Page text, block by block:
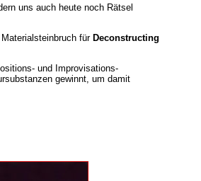
uns auch heute noch Rätsel
für Deconstructing
und Improvisations-
gewinnt, um damit